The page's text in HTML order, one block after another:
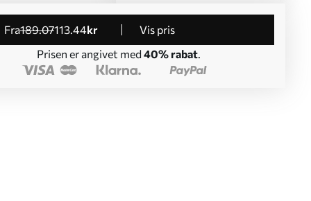
fra189.07113.44kr
Vis pris
Prisen er angivet med 40% rabat.